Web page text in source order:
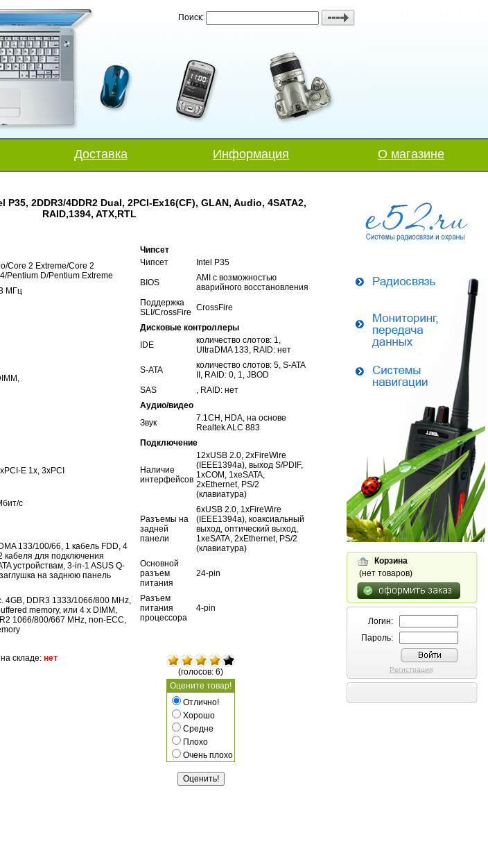
Поиск:
Доставка Информация О магазине
2DDR3/4DDR2 Dual, 2PCI-Ex16(CF), GLAN, Audio, 4SATA2,
RAID,1394, ATX,RTL
Core 2 Extreme/Core 2
Pentium D/Pentium Extreme
МГц
E 1x, 3xPCI
с
133/100/66, 1 кабель FDD, 4
кабеля для подключения
устройствам, 3-in-1 ASUS Q-
на заднюю панель
4GB, DDR3 1333/1066/800 MHz,
memory, или 4 x DIMM,
1066/800/667 MHz, non-ECC,
Чипсет
Чипсет
Intel P35
BIOS
AMI c возможностью
аварийного восстановления
Поддержка
SLI/CrossFire CrossFire
Дисковые контроллеры
IDE
количество слотов: 1,
UltraDMA 133, RAID: нет
S-ATA
количество слотов: 5, S-ATA
II, RAID: 0, 1, JBOD
SAS
, RAID: нет
Аудио/видео
Звук
7.1CH, HDA, на основе
Realtek ALC 883
Подключение
Наличие
интерфейсов
12xUSB 2.0, 2xFireWire
(IEEE1394a), выход S/PDIF,
1xCOM, 1xeSATA,
2xEthernet, PS/2
(клавиатура)
Разъемы на
задней
панели
6xUSB 2.0, 1xFireWire
(IEEE1394a), коаксиальный
выход, оптический выход,
1xeSATA, 2xEthernet, PS/2
(клавиатура)
Основной
разъем
питания
24-pin
Разъем
питания
процессора
4-pin
складе: нет
(голосов: 6)
Оцените товар!
Отлично!
Хорошо
Средне
Плохо
Очень плохо
Корзина
(нет товаров)
Логин:
Пароль:
Регистрация